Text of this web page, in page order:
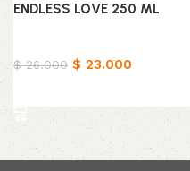
ENDLESS LOVE 250 ML
$26.000 $ 23.000